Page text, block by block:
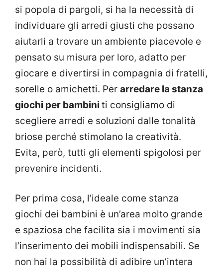
si popola di pargoli, si ha la necessità di
individuare gli arredi giusti che possano
aiutarli a trovare un ambiente piacevole e
pensato su misura per loro, adatto per
giocare e divertirsi in compagnia di fratelli,
sorelle o amichetti. Per arredare la stanza
giochi per bambini ti consigliamo di
scegliere arredi e soluzioni dalle tonalità
briose perché stimolano la creatività.
Evita, però, tutti gli elementi spigolosi per
prevenire incidenti.
Per prima cosa, l’ideale come stanza
giochi dei bambini è un’area molto grande
e spaziosa che facilita sia i movimenti sia
l’inserimento dei mobili indispensabili. Se
non hai la possibilità di adibire un’intera